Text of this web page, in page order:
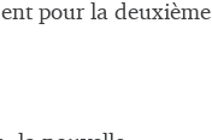
pour la deuxième